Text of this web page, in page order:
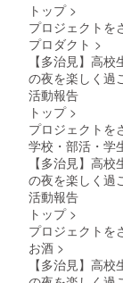
トップ >
プロジェクトを
プロダクト >
【多治見】高
の夜を楽しく過
活動報告
トップ >
プロジェクトを
学校・部活・学
【多治見】高
の夜を楽しく過
活動報告
トップ >
プロジェクトを
お酒 >
【多治見】高